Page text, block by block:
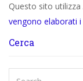
Questo sito
vengono elaborati
Cerca